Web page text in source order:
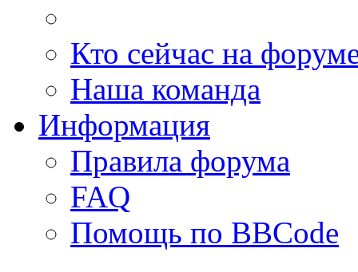
Кто сейчас на
Наша команда
Информация
Правила форума
FAQ
Помощь по BBCode